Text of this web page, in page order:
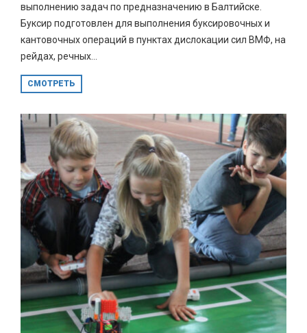
выполнению задач по предназначению в Балтийске.
Буксир подготовлен для выполнения буксировочных и
кантовочных операций в пунктах дислокации сил ВМФ, на
рейдах, речных...
СМОТРЕТЬ